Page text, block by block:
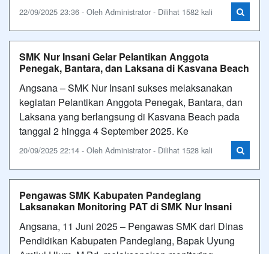
22/09/2025 23:36 - Oleh Administrator - Dilihat 1582 kali
SMK Nur Insani Gelar Pelantikan Anggota
Penegak, Bantara, dan Laksana di Kasvana Beach
Angsana – SMK Nur Insani sukses melaksanakan
kegiatan Pelantikan Anggota Penegak, Bantara, dan
Laksana yang berlangsung di Kasvana Beach pada
tanggal 2 hingga 4 September 2025. Ke
20/09/2025 22:14 - Oleh Administrator - Dilihat 1528 kali
Pengawas SMK Kabupaten Pandeglang
Laksanakan Monitoring PAT di SMK Nur Insani
Angsana, 11 Juni 2025 – Pengawas SMK dari Dinas
Pendidikan Kabupaten Pandeglang, Bapak Uyung